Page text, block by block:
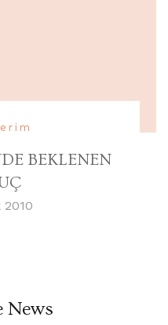
BEKLENEN
2010
News